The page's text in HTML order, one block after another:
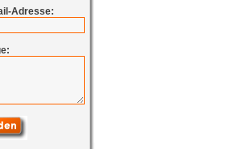
Adresse: